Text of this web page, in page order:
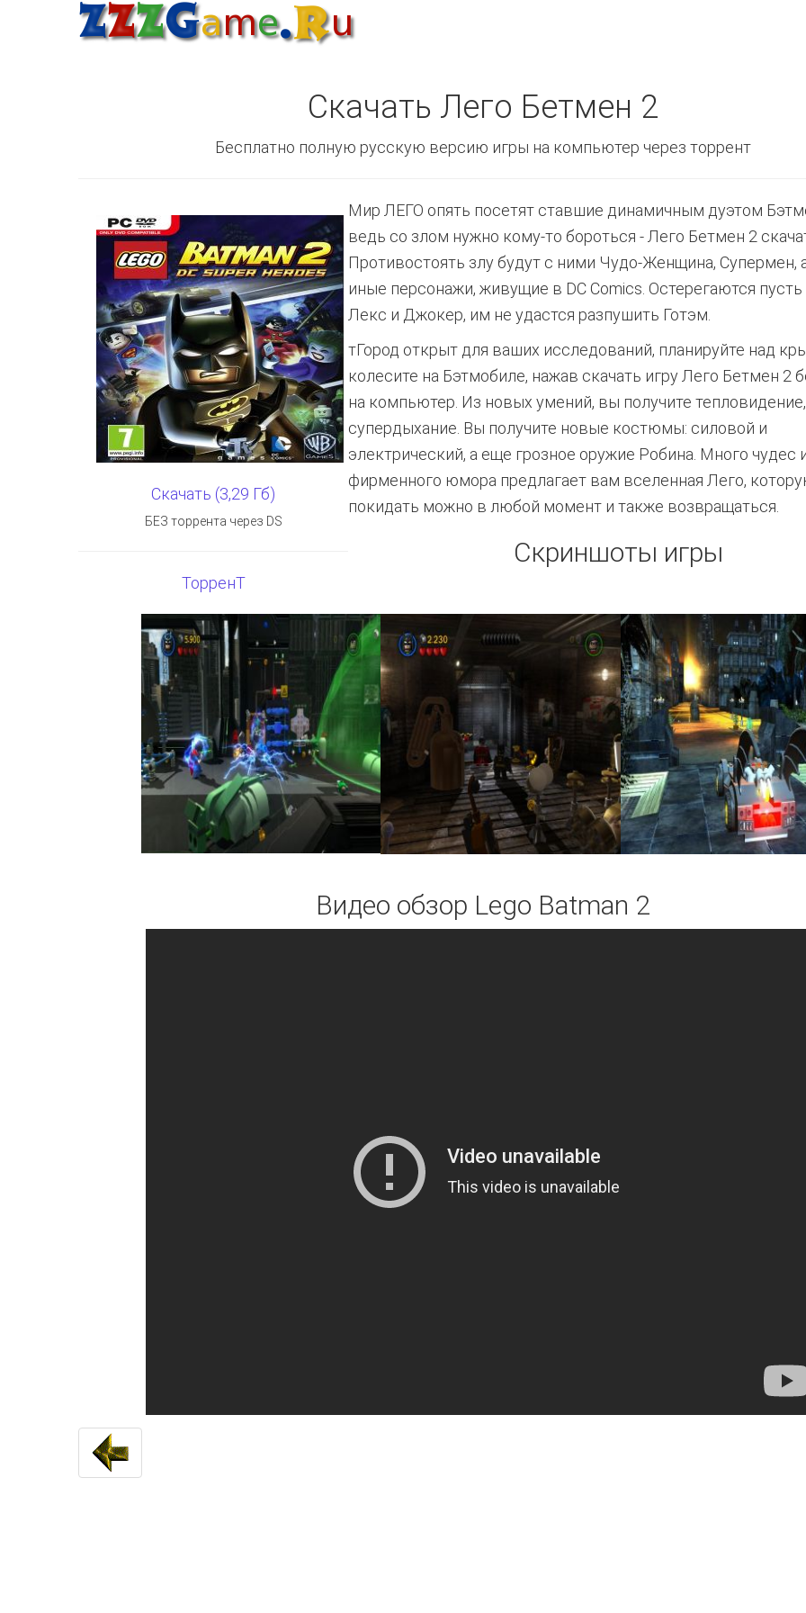
Скачать Лего Бетмен 2
Бесплатно полную русскую версию игры на компьютер через торрент
Скачать (3,29 Гб)
БЕЗ торрента через DS
ТорренТ
Мир ЛЕГО опять посетят ставшие динамичным дуэтом
ведь со злом нужно кому-то бороться - Лего Бетмен 2
Противостоять злу будут с ними Чудо-Женщина, Супермен,
иные персонажи, живущие в DC Сomics. Остерегаются пусть
Лекс и Джокер, им не удастся разпушить Готэм.
тГород открыт для ваших исследований, планируйте над
колесите на Бэтмобиле, нажав скачать игру Лего Бетмен 2
на компьютер. Из новых умений, вы получите
супердыхание. Вы получите новые костюмы: силовой и
электрический, а еще грозное оружие Робина. Много чудес
фирменного юмора предлагает вам вселенная Лего,
покидать можно в любой момент и также возвращаться.
Скриншоты игры
Видео обзор Lego Batman 2